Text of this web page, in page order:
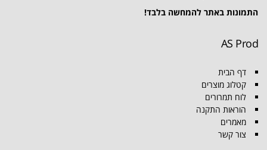
התמונות באתר להמחשה בלבד!
AS Prod
דף הבית
קטלוג מוצרים
לוח תמרורים
הוראות התקנה
מאמרים
צור קשר